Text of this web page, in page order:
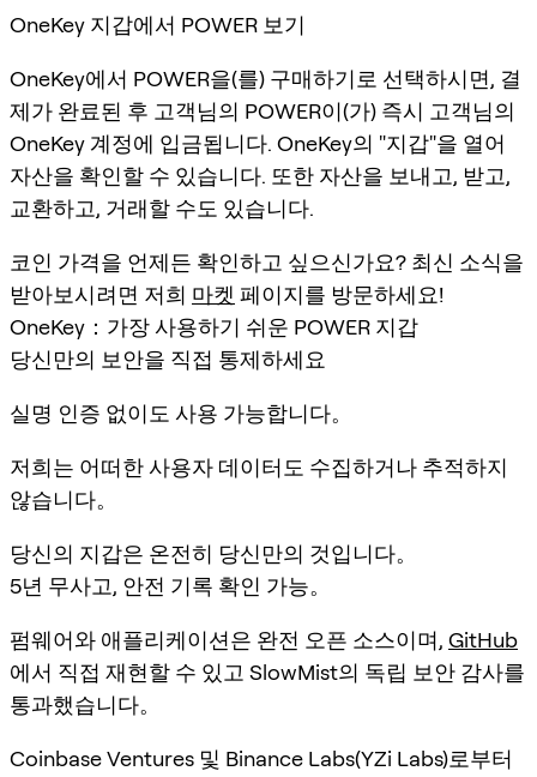
OneKey 지갑에서 POWER 보기
OneKey에서 POWER을(를) 구매하기로 선택하시면, 결
제가 완료된 후 고객님의 POWER이(가) 즉시 고객님의
OneKey 계정에 입금됩니다. OneKey의 "지갑"을 열어
자산을 확인할 수 있습니다. 또한 자산을 보내고, 받고,
교환하고, 거래할 수도 있습니다.
코인 가격을 언제든 확인하고 싶으신가요? 최신 소식을
받아보시려면 저희 마켓 페이지를 방문하세요!
OneKey：가장 사용하기 쉬운 POWER 지갑
당신만의 보안을 직접 통제하세요
실명 인증 없이도 사용 가능합니다。
저희는 어떠한 사용자 데이터도 수집하거나 추적하지
않습니다。
당신의 지갑은 온전히 당신만의 것입니다。
5년 무사고, 안전 기록 확인 가능。
펌웨어와 애플리케이션은 완전 오픈 소스이며, GitHub
에서 직접 재현할 수 있고 SlowMist의 독립 보안 감사를
통과했습니다。
Coinbase Ventures 및 Binance Labs(YZi Labs)로부터